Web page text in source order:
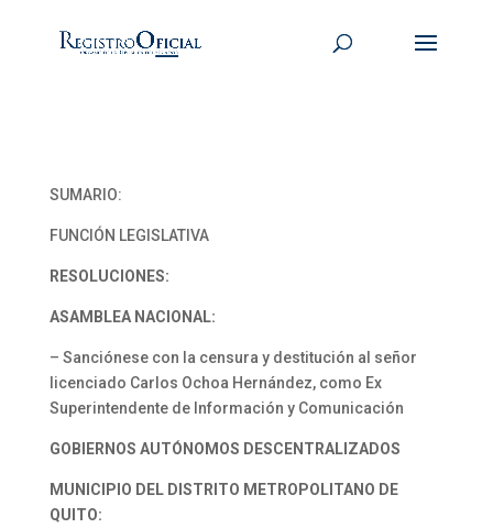
SUMARIO:
FUNCIÓN LEGISLATIVA
RESOLUCIONES:
ASAMBLEA NACIONAL:
– Sanciónese con la censura y destitución al señor
licenciado Carlos Ochoa Hernández, como Ex
Superintendente de Información y Comunicación
GOBIERNOS AUTÓNOMOS DESCENTRALIZADOS
MUNICIPIO DEL DISTRITO METROPOLITANO DE
QUITO: